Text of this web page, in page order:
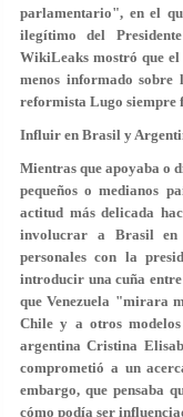
parlamentario", en el
ilegítimo del
WikiLeaks mostró que
menos informado
reformista Lugo siempre
Influir en Brasil y
Mientras que apoyaba o
pequeños o medianos
actitud más delicada
involucrar a Brasil en
personales con la
introducir una cuña entre
que Venezuela "mirara
Chile y a otros
argentina Cristina
comprometió a un
embargo, que pensaba
cómo podía ser